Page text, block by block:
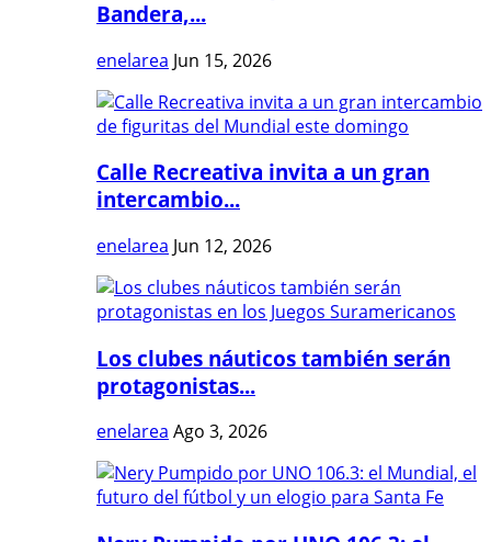
Bandera,...
enelarea Jun 15, 2026
Calle Recreativa invita a un gran
intercambio...
enelarea Jun 12, 2026
Los clubes náuticos también serán
protagonistas...
enelarea Ago 3, 2026